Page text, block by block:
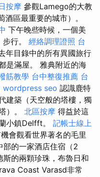
按摩 參觀Lamego的大教
區最重要的城市）。
下午晚些時候，一個美
行。 經絡調理證照 台
年目錄中的所有異國旅行
是滿屋。 雅典附近的海
筋教學 台中整復推薦 台
wordpress seo 認識鹿特
建築（天空般的塔樓，獨
）。 北區按摩 得益於這
小鎮Delfft。 記帳士線上
會觀看世界著名的毛里
部的一家酒店住宿（2
斯的兩顆珍珠，布魯日和
Coast Varasd非常